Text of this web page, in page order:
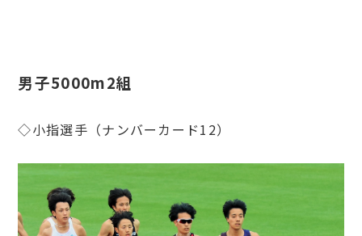
男子5000m2組
◇小指選手（ナンバーカード12）